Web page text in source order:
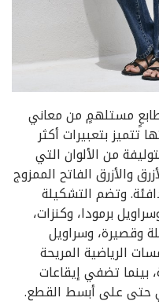
مستلهمٍ من معاني
تتميز بتعبيرات أكثر
من الألوان التي
والأزرق الفاتح الممزوج
وتضم التشكيلة
برمودا، وكنزات،
وقصيرة، وسراويل
الرياضية المريحة
بينما تضفي إيقاعات
حتى على أبسط القطع.